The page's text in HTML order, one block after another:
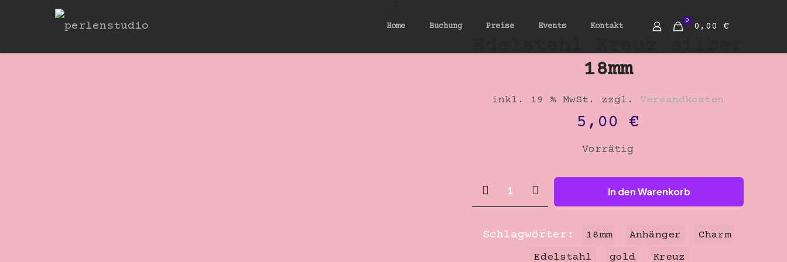
Home Buchung Preise Events Kontakt
0
0,00 €
18mm
inkl. 19 % MwSt. zzgl. Versandkosten
5,00 €
Vorrätig
Edelstahl
Kreuz
18mm
In den Warenkorb
Schlagwörter: 18mm Anhänger
Charm
Edelstahl
gold Kreuz